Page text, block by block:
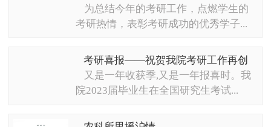
为总结今年的考研工作，点燃学生的
考研热情，表彰考研成功的优秀学子...
考研喜报——祝贺我院考研工作再创
佳...
又是一年收获季,又是一年报喜时。我
院2023届毕业生在全国研究生考试...